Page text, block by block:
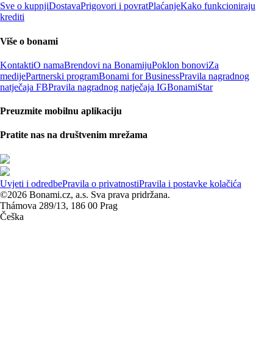
Sve o kupnjiDostavaPrigovori i povratPlaćanjeKako funkcioniraju
krediti
Više o bonami
KontaktiO namaBrendovi na BonamijuPoklon bonoviZa
medijePartnerski programBonami for BusinessPravila nagradnog
natječaja FBPravila nagradnog natječaja IGBonamiStar
Preuzmite mobilnu aplikaciju
Pratite nas na društvenim mrežama
Uvjeti i odredbePravila o privatnostiPravila i postavke kolačića
©2026 Bonami.cz, a.s. Sva prava pridržana.
Thámova 289/13, 186 00 Prag
Češka